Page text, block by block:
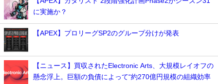
に実施か？
【APEX】プロリーグSP2のグループ分けが発表
【ニュース】買収されたElectronic Arts、大規模レイオフの
懸念浮上。巨額の負債によって“約270億円規模の組織効率